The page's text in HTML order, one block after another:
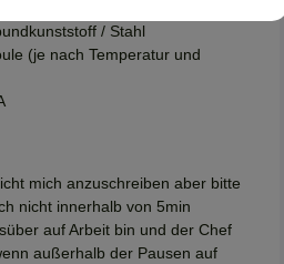
/ Stahl
(je nach Temperatur und
mich anzuschreiben aber bitte
nicht innerhalb von 5min
auf Arbeit bin und der Chef
außerhalb der Pausen auf